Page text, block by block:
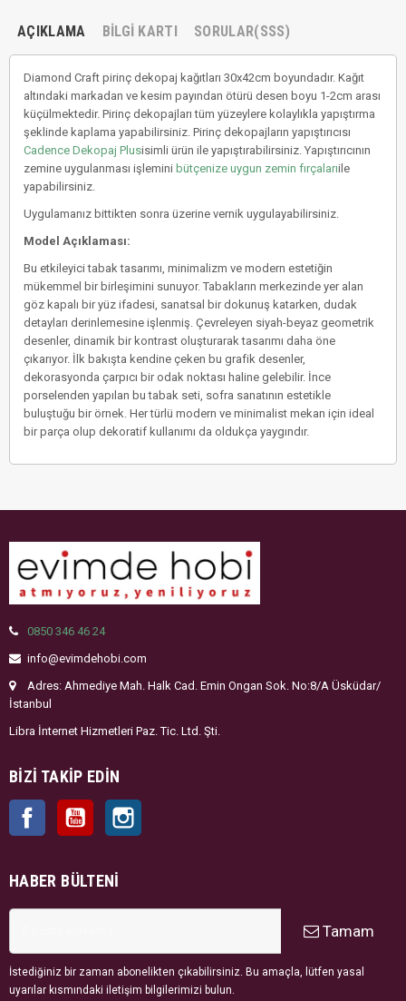
AÇIKLAMA BILGI KARTI SORULAR(SSS)
Diamond Craft pirinç dekopaj kağıtları 30x42cm boyundadır. Kağıt
altındaki markadan ve kesim payından ötürü desen boyu 1-2cm arası
küçülmektedir. Pirinç dekopajları tüm yüzeylere kolaylıkla yapıştırma
şeklinde kaplama yapabilirsiniz. Pirinç dekopajların yapıştırıcısı
Cadence Dekopaj Plusisimli ürün ile yapıştırabilirsiniz. Yapıştırıcının
zemine uygulanması işlemini bütçenize uygun zemin fırçalarıile
yapabilirsiniz.
Uygulamanız bittikten sonra üzerine vernik uygulayabilirsiniz.
Model Açıklaması:
Bu etkileyici tabak tasarımı, minimalizm ve modern estetiğin
mükemmel bir birleşimini sunuyor. Tabakların merkezinde yer alan
göz kapalı bir yüz ifadesi, sanatsal bir dokunuş katarken, dudak
detayları derinlemesine işlenmiş. Çevreleyen siyah-beyaz geometrik
desenler, dinamik bir kontrast oluşturarak tasarımı daha öne
çıkarıyor. İlk bakışta kendine çeken bu grafik desenler,
dekorasyonda çarpıcı bir odak noktası haline gelebilir. İnce
porselenden yapılan bu tabak seti, sofra sanatının estetikle
buluştuğu bir örnek. Her türlü modern ve minimalist mekan için ideal
bir parça olup dekoratif kullanımı da oldukça yaygındır.
0850 346 46 24
info@evimdehobi.com
Adres: Ahmediye Mah. Halk Cad. Emin Ongan Sok. No:8/A Üsküdar/
İstanbul
Libra İnternet Hizmetleri Paz. Tic. Ltd. Şti.
BIZI TAKIP EDIN
Facebook YouTube
HABER BÜLTENI
Tamam
İstediğiniz bir zaman abonelikten çıkabilirsiniz. Bu amaçla, lütfen yasal
uyarılar kısmındaki iletişim bilgilerimizi bulun.